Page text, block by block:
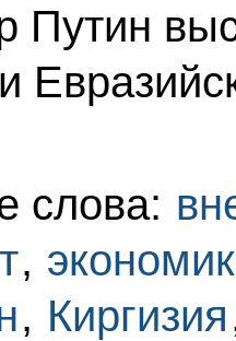
Путин
слова:
,
, Киргизия